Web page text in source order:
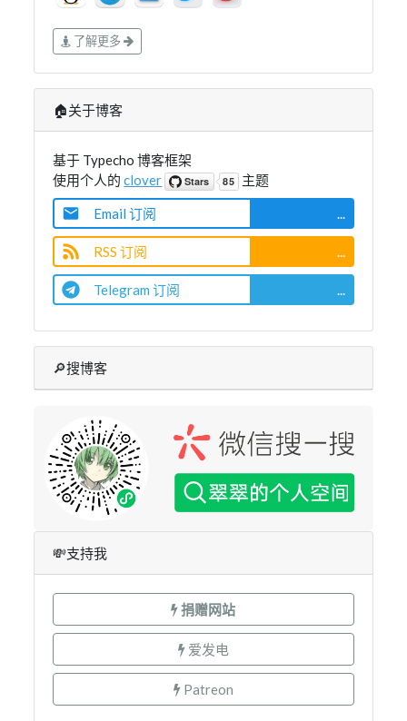
了解更多
🏠关于博客
基于 Typecho 博客框架
使用个人的clover 主题
Email 订阅 ...
RSS 订阅 ...
Telegram 订阅 ...
🔎搜博客
💸支持我
捐赠网站
爱发电
Patreon